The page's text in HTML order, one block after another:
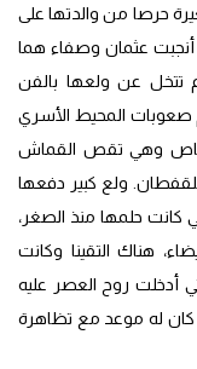
حرصا من والدتها على
أنجبت عثمان وصفاء هما
تتخل عن ولعها بالفن
المحيط الأسري
وهي تقص القماش
ولع كبير دفعها
كانت حلمها منذ الصغر،
هناك التقينا وكانت
أدخلت روح العصر عليه
كان له موعد مع تظاهرة